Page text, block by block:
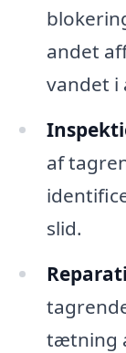
andet
vandet i
af
slid.
tætning